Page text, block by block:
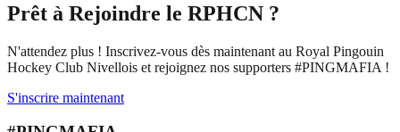
Prêt à Rejoindre le RPHCN ?
N'attendez plus ! Inscrivez-vous dès maintenant au Royal Pingouin
Hockey Club Nivellois et rejoignez nos supporters #PINGMAFIA !
S'inscrire maintenant